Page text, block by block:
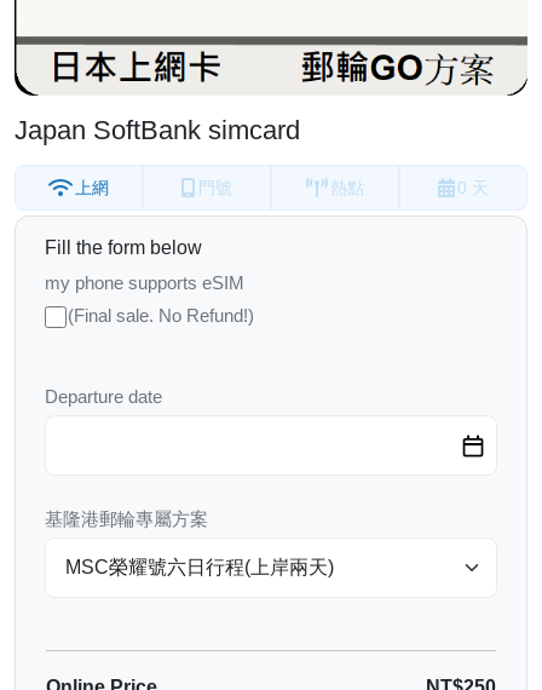
Japan SoftBank simcard
上網 門號 熱點 0 天
Fill the form below
my phone supports eSIM
(Final sale. No Refund!)
Departure date
基隆港郵輪專屬方案